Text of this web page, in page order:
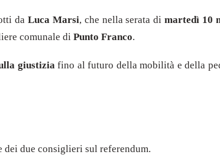
daLuca Marsi, che nella serata di martedì 10
comunale di Punto Franco.
giustizia fino al futuro della mobilità e della
due consiglieri sul referendum.